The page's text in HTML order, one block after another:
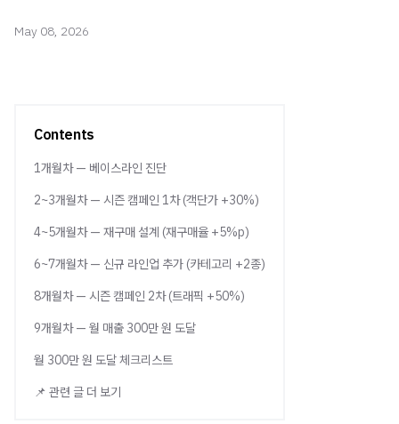
May 08, 2026
Contents
1개월차 — 베이스라인 진단
2~3개월차 — 시즌 캠페인 1차 (객단가 +30%)
4~5개월차 — 재구매 설계 (재구매율 +5%p)
6~7개월차 — 신규 라인업 추가 (카테고리 +2종)
8개월차 — 시즌 캠페인 2차 (트래픽 +50%)
9개월차 — 월 매출 300만 원 도달
월 300만 원 도달 체크리스트
📌 관련 글 더 보기